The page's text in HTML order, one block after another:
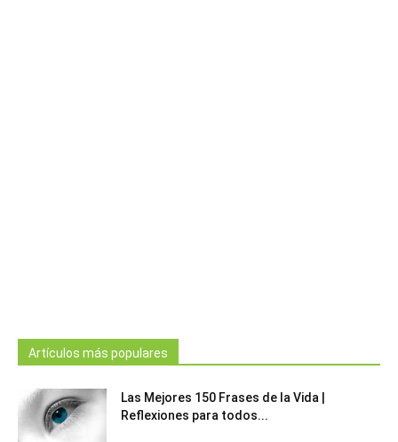
Artículos más populares
Las Mejores 150 Frases de la Vida |
Reflexiones para todos...